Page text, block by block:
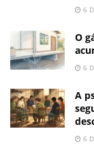
6
O
6
A
6